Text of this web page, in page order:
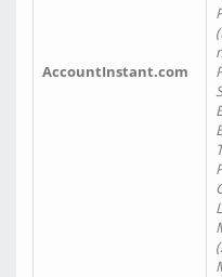
AccountInstant.com